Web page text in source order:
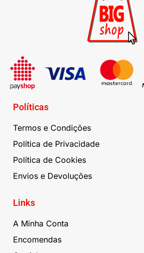
Políticas
Termos e Condições
Política de Privacidade
Política de Cookies
Envios e Devoluções
Links
A Minha Conta
Encomendas